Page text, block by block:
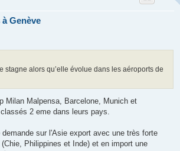
Genève
stagne alors qu’elle évolue dans les aéroports de
Milan Malpensa, Barcelone, Munich et
2 eme dans leurs pays.
sur l'Asie export avec une très forte
Philippines et Inde) et en import une